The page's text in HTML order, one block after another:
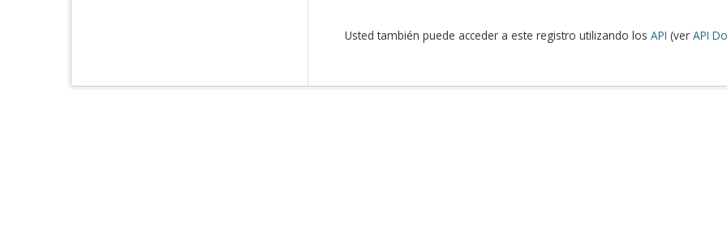
Usted también puede acceder a este registro utilizando los API (ver API